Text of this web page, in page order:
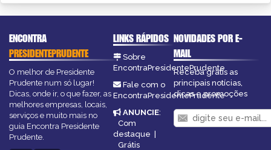
ENCONTRA
PRESIDENTEPRUDENTE
O melhor de Presidente
Prudente num só lugar!
Dicas, onde ir, o que fazer, as
melhores empresas, locais,
serviços e muito mais no
guia Encontra Presidente
Prudente.
LINKS RÁPIDOS
Sobre
EncontraPresidentePrudente
Fale com o
EncontraPresidentePrudente
ANUNCIE:
Com
destaque |
Grátis
NOVIDADES POR E-
MAIL
Receba grátis as
principais notícias,
dicas e promoções